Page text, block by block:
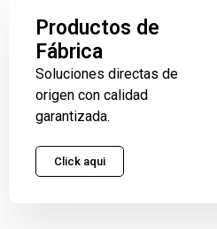
Productos de
Fábrica
Soluciones directas de
origen con calidad
garantizada.
Click aqui